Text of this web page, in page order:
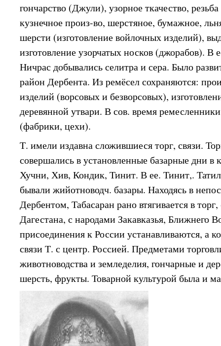
гончарство (Джули), узорное ткачество,
кузнечное произ-во, шерстяное, бумажное,
шерсти (изготовление войлочных изделий),
изготовление узорчатых носков (джорабов). В
Ничрас добывались селитра и сера. Было
район Дербента. Из ремёсел сохраняются:
изделий (ворсовых и безворсовых),
деревянной утвари. В сов. время
(фабрики, цехи).
Т. имели издавна сложившиеся торг, связи.
совершались в установленные базарные дни в
Хучни, Хив, Кондик, Тинит. В ее. Тинит,.
бывали жийотноводч. базары. Находясь в
Дербентом, Табасаран рано втягивается в
Дагестана, с народами Закавказья, Ближнего
присоединения к России устанавливаются, а
связи Т. с центр. Россией. Предметами
животноводства и земледелия, гончарные и
шерсть, фрукты. Товарной культурой была и